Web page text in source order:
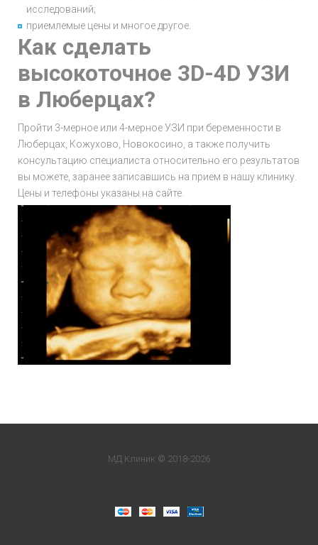
исследований;
приемлемые цены и многое другое.
Как сделать
высокоточное 3D-4D УЗИ
в Люберцах?
Пройти 3-мерное или 4-мерное УЗИ при беременности в
Люберцах, Кожухово, Новокосино, а также получить
консультацию специалиста относительно его результатов
вы можете, заранее записавшись на прием в нашу клинику.
Цены и телефоны указаны на сайте.
МД Клиник © 2018-2026